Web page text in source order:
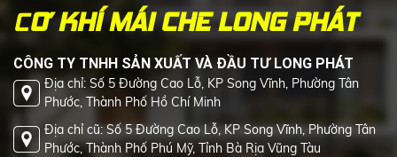
CƠ KHÍ MÁI CHE LONG PHÁT
CÔNG TY TNHH SẢN XUẤT VÀ ĐẦU TƯ LONG PHÁT
Địa chỉ: Số 5 Đường Cao Lỗ, KP Song Vĩnh, Phường Tân
Phước, Thành Phố Hồ Chí Minh
Địa chỉ cũ: Số 5 Đường Cao Lỗ, KP Song Vĩnh, Phường Tân
Phước, Thành Phố Phú Mỹ, Tỉnh Bà Rịa Vũng Tàu